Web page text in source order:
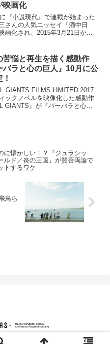
映画化
『小説現代』で連載が始まった
さんの人気エッセイ『酒中日
画化され、2015年3月21日から
ネマスコーレ、群馬のプレビ劇
苦悩と再生を描く感動作
バラと心の巨人』10月に公
GIANTS FILMS LIMITED 2017
ックノベルを映像化した感動作
GIANTS』が『バーバラと心の
に懐かしい！？『ジュラシッ
ルド／炎の王国』が賛否両論で
トするワケ
鳥ら